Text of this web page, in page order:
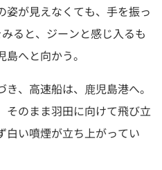
姿が見えなくても、手を振っ
ると、ジーンと感じ入るも
へと向かう。
、高速船は、鹿児島港へ。
そのまま羽田に向けて飛び立
白い噴煙が立ち上がってい